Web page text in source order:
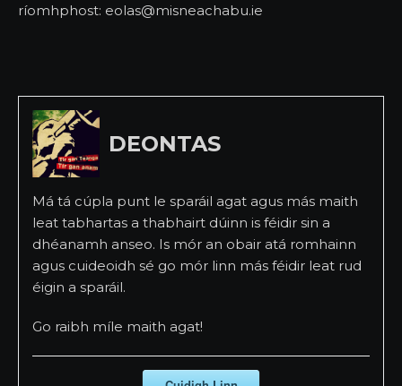
ríomhphost: eolas@misneachabu.ie
DEONTAS
Má tá cúpla punt le sparáil agat agus más maith
leat tabhartas a thabhairt dúinn is féidir sin a
dhéanamh anseo. Is mór an obair atá romhainn
agus cuideoidh sé go mór linn más féidir leat rud
éigin a sparáil.
Go raibh míle maith agat!